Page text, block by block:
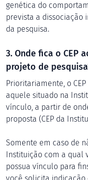
genética do
prevista a dissociação
da pesquisa.
3. Onde fica o CEP
projeto de
Prioritariamente, o
aquele situado na
vínculo, a partir de
proposta (CEP da
Somente em caso de
Instituição com a qual
possua vínculo para